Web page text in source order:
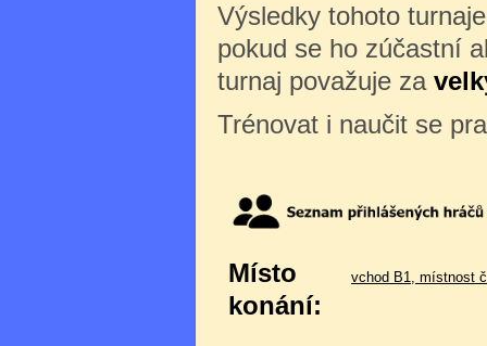
Výsledky tohoto
pokud se ho zúčastní
turnaj považuje za
Trénovat i naučit se
Místo
konání:
vchod B1, místnost